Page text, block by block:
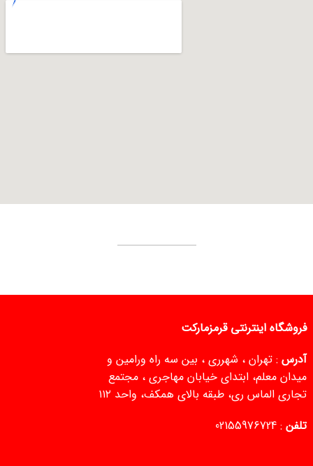
فروشگاه اینترنتی قرمزمارکت
آدرس : تهران ، شهرری ، بین سه راه ورامین و
میدان معلم، ابتدای خیابان مهاجری ، مجتمع
تجاری الماس ری، طبقه بالای همکف، واحد ۱۱۲
تلفن :
02155976724